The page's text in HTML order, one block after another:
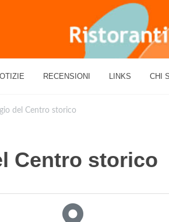
RECENSIONI LINKS CHI
del Centro storico
Centro storico